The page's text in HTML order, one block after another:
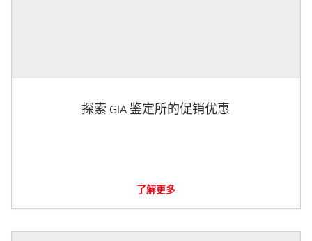
探索 GIA 鉴定所的促销优惠
了解更多